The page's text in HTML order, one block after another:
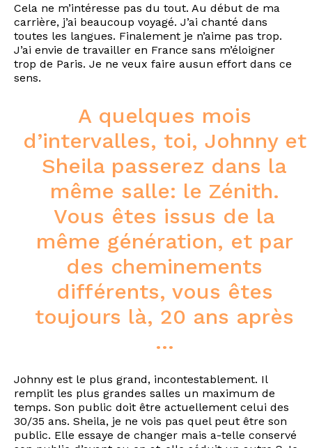
Cela ne m’intéresse pas du tout. Au début de ma
carrière, j’ai beaucoup voyagé. J’ai chanté dans
toutes les langues. Finalement je n’aime pas trop.
J’ai envie de travailler en France sans m’éloigner
trop de Paris. Je ne veux faire ausun effort dans ce
sens.
A quelques mois
d’intervalles, toi, Johnny et
Sheila passerez dans la
même salle: le Zénith.
Vous êtes issus de la
même génération, et par
des cheminements
différents, vous êtes
toujours là, 20 ans après
…
Johnny est le plus grand, incontestablement. Il
remplit les plus grandes salles un maximum de
temps. Son public doit être actuellement celui des
30/35 ans. Sheila, je ne vois pas quel peut être son
public. Elle essaye de changer mais a-telle conservé